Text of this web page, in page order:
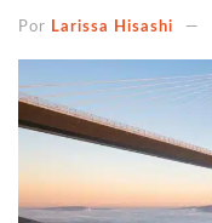
Por Larissa Hisashi